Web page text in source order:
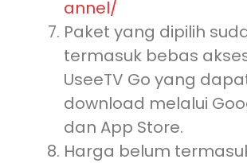
annel/
Paket yang dipilih
termasuk bebas
UseeTV Go yang
download melalui
dan App Store.
Harga belum termasuk